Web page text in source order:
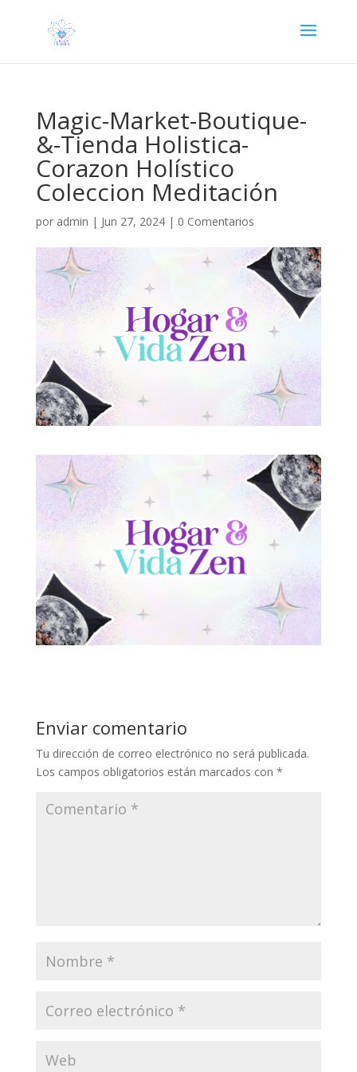
Magic-Market-Boutique-
&-Tienda Holistica-
Corazon Holístico
Coleccion Meditación
por admin | Jun 27, 2024| 0 Comentarios
Enviar comentario
Tu dirección de correo electrónico no será publicada.
Los campos obligatorios están marcados con *